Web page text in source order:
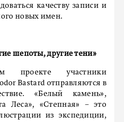
качеству записи и
новых имен.
шепоты, другие тени»
участники
Bastard отправляются в
«Белый камень»,
Леса», «Степная» – это
из экспедиции,